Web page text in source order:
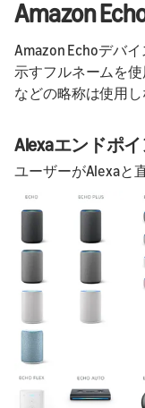
Amazon
Amazon Echoデバ
示すフルネームを
などの略称は使用し
Alexaエンドポイ
ユーザーがAlexaと